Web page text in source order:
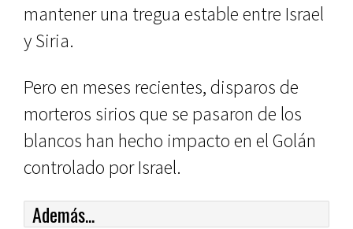
mantener una tregua estable entre Israel
y Siria.
Pero en meses recientes, disparos de
morteros sirios que se pasaron de los
blancos han hecho impacto en el Golán
controlado por Israel.
Además...